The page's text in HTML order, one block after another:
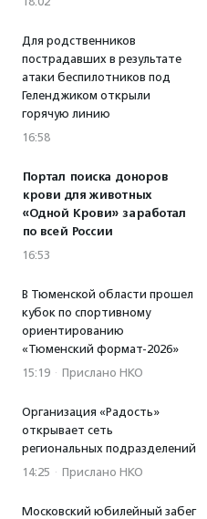
Для родственников
пострадавших в результате
атаки беспилотников под
Геленджиком открыли
горячую линию
16:58
Портал поиска доноров
крови для животных
«Одной Крови» заработал
по всей России
16:53
В Тюменской области прошел
кубок по спортивному
ориентированию
«Тюменский формат-2026»
15:19 · Прислано НКО
Организация «Радость»
открывает сеть
региональных подразделений
14:25 · Прислано НКО
Московский юбилейный забег